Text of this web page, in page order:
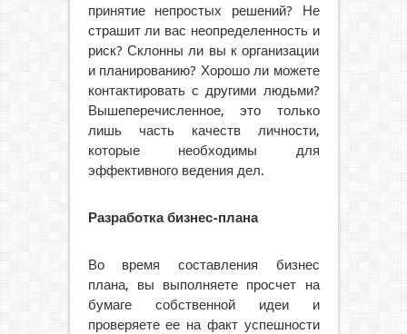
принятие непростых решений? Не
страшит ли вас неопределенность и
риск? Склонны ли вы к организации
и планированию? Хорошо ли можете
контактировать с другими людьми?
Вышеперечисленное, это только
лишь часть качеств личности,
которые необходимы для
эффективного ведения дел.
Разработка бизнес-плана
Во время составления бизнес
плана, вы выполняете просчет на
бумаге собственной идеи и
проверяете ее на факт успешности